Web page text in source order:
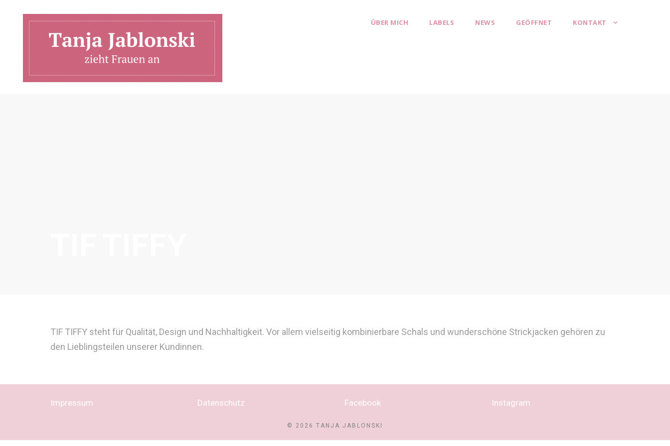
ÜBER MICH LABELS NEWS GEÖFFNET KONTAKT
TIF TIFFY steht für Qualität, Design und Nachhaltigkeit. Vor allem vielseitig kombinierbare Schals und wunderschöne Strickjacken gehören zu
den Lieblingsteilen unserer Kundinnen.
Impressum Datenschutz Facebook Instagram
© 2026 TANJA JABLONSKI